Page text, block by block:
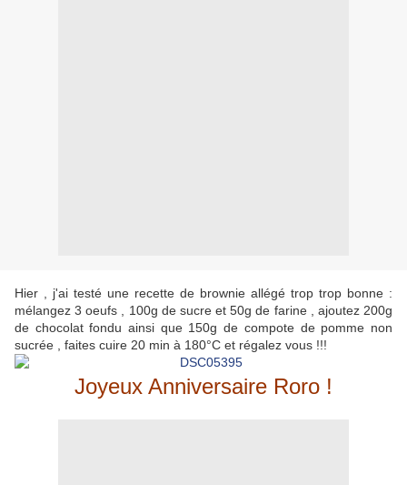
Hier , j'ai testé une recette de brownie allégé trop trop bonne :
mélangez 3 oeufs , 100g de sucre et 50g de farine , ajoutez 200g
de chocolat fondu ainsi que 150g de compote de pomme non
sucrée , faites cuire 20 min à 180°C et régalez vous !!!
Joyeux Anniversaire Roro !